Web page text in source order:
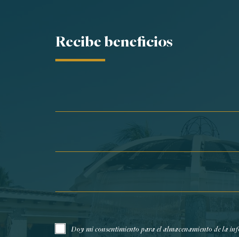
Recibe beneficios
Doy mi consentimiento para el almacenamiento de la